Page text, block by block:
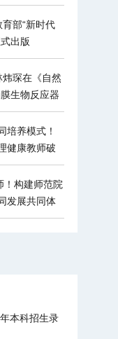
部“新时代
出版
琛在《自然
生物反应器
培养模式！
健康教师破
！构建师范院
发展共同体
本科招生录